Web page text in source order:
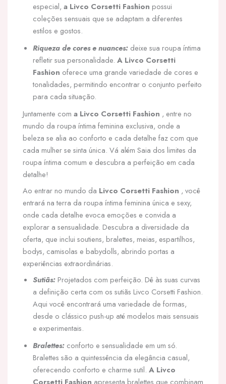
especial, a Livco Corsetti Fashion possui
coleções sensuais que se adaptam a diferentes
estilos e gostos.
Riqueza de cores e nuances: deixe sua roupa íntima
refletir sua personalidade. A Livco Corsetti
Fashion oferece uma grande variedade de cores e
tonalidades, permitindo encontrar o conjunto perfeito
para cada situação.
Juntamente com a Livco Corsetti Fashion , entre no
mundo da roupa íntima feminina exclusiva, onde a
beleza se alia ao conforto e cada detalhe faz com que
cada mulher se sinta única. Vá além Saia dos limites da
roupa íntima comum e descubra a perfeição em cada
detalhe!
Ao entrar no mundo da Livco Corsetti Fashion , você
entrará na terra da roupa íntima feminina única e sexy,
onde cada detalhe evoca emoções e convida a
explorar a sensualidade. Descubra a diversidade da
oferta, que inclui soutiens, bralettes, meias, espartilhos,
bodys, camisolas e babydolls, abrindo portas a
experiências extraordinárias.
Sutiãs: Projetados com perfeição. Dê às suas curvas
a definição certa com os sutiãs Livco Corsetti Fashion.
Aqui você encontrará uma variedade de formas,
desde o clássico push-up até modelos mais sensuais
e experimentais.
Bralettes: conforto e sensualidade em um só.
Bralettes são a quintessência da elegância casual,
oferecendo conforto e charme sutil. A Livco
Corsetti Fashion apresenta bralettes que combinam